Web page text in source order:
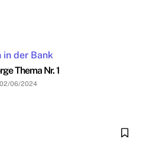
in der Bank
Thema Nr. 1
02/06/2024